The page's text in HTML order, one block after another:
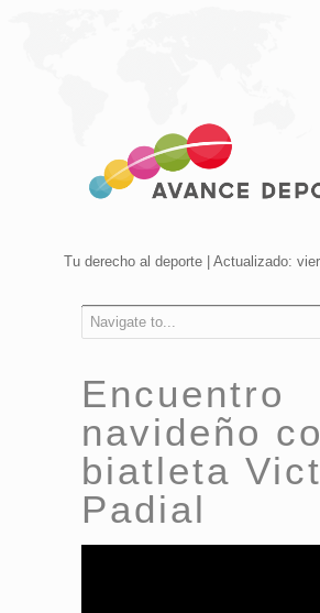
Tu derecho al deporte | Actualizado:
Navigate to...
Encuentro
navideño
biatleta
Padial